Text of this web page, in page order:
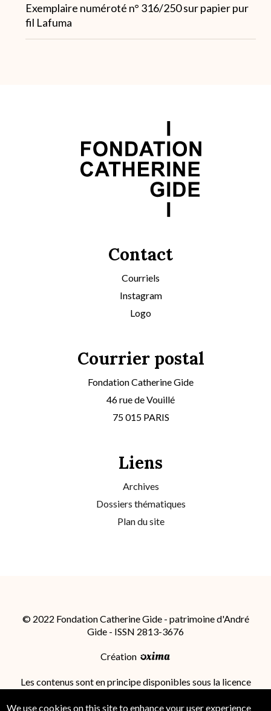
Note
2
Exemplaire numéroté n° 316/250 sur papier pur
fil Lafuma
Contact
Courriels
Instagram
Logo
Courrier postal
Fondation Catherine Gide
46 rue de Vouillé
75 015 PARIS
Liens
Archives
Dossiers thématiques
Plan du site
© 2022 Fondation Catherine Gide - patrimoine d'André
Gide - ISSN 2813-3676
Création
Les contenus sont en principe disponibles sous la licence
International (CC BY-SA 4.0); des conditions
We use cookies on this site to enhance your user experience